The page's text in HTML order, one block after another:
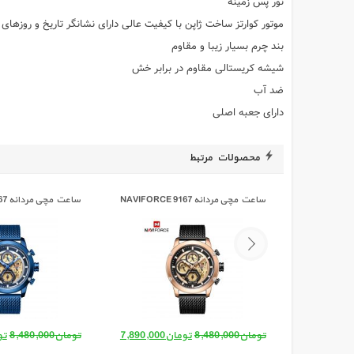
موتور کوارتز ساخت ژاپن با کیفیت عالی دارای نشانگر تاریخ و
بند چرم بسیار زیبا و مقاوم
شیشه کریستالی مقاوم در برابر خش
ضد آب
دارای جعبه اصلی
محصولات مرتبط
ساعت مچی مردانه NAVIFORCE 9167
تومان8,480,000قیمت اصلی: تومان8,480,000 بود.
تومان7,890,000 قیمت فعلی: تومان7,890,000.
ساعت مچی مردانه NAVIFORCE 9167
تومان8,480,000